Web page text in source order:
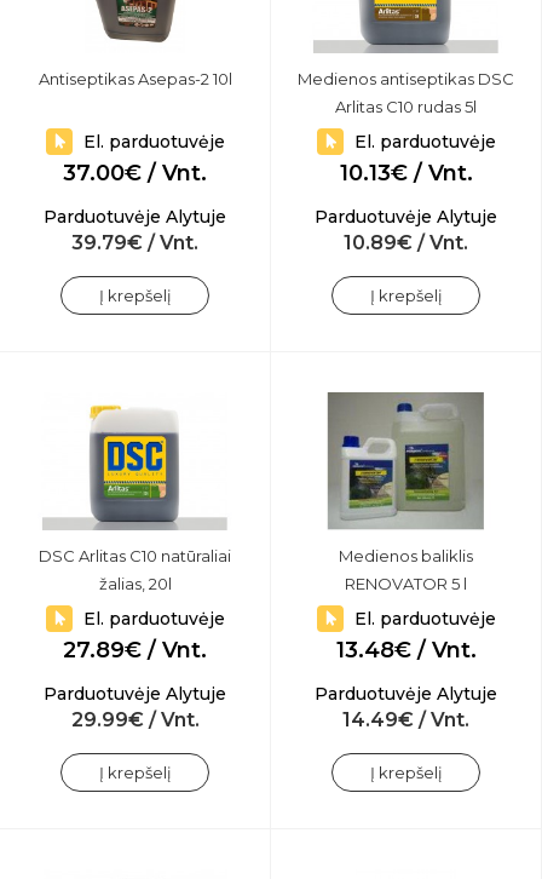
Antiseptikas Asepas-2 10l
El. parduotuvėje
37.00€ / Vnt.
Parduotuvėje Alytuje
39.79€ / Vnt.
Į krepšelį
Medienos antiseptikas DSC
Arlitas C10 rudas 5l
El. parduotuvėje
10.13€ / Vnt.
Parduotuvėje Alytuje
10.89€ / Vnt.
Į krepšelį
DSC Arlitas C10 natūraliai
žalias, 20l
El. parduotuvėje
27.89€ / Vnt.
Parduotuvėje Alytuje
29.99€ / Vnt.
Į krepšelį
Medienos baliklis
RENOVATOR 5 l
El. parduotuvėje
13.48€ / Vnt.
Parduotuvėje Alytuje
14.49€ / Vnt.
Į krepšelį